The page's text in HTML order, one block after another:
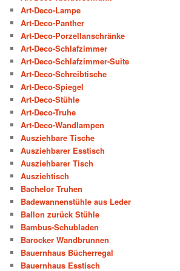
Art-Deco-Lampe
Art-Deco-Panther
Art-Deco-Porzellanschränke
Art-Deco-Schlafzimmer
Art-Deco-Schlafzimmer-Suite
Art-Deco-Schreibtische
Art-Deco-Spiegel
Art-Deco-Stühle
Art-Deco-Truhe
Art-Deco-Wandlampen
Ausziehbare Tische
Ausziehbarer Esstisch
Ausziehbarer Tisch
Ausziehtisch
Bachelor Truhen
Badewannenstühle aus Leder
Ballon zurück Stühle
Bambus-Schubladen
Barocker Wandbrunnen
Bauernhaus Bücherregal
Bauernhaus Esstisch